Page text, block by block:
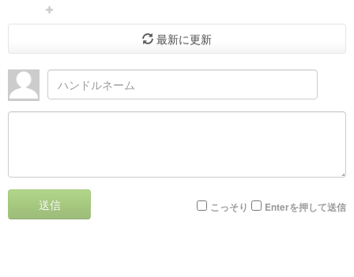
最新に更新
送信 こっそり Enterを押して送信